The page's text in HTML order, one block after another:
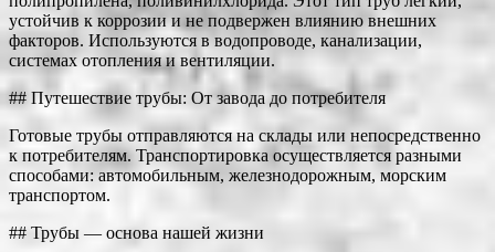
устойчив к коррозии и не подвержен влиянию внешних
факторов. Используются в водопроводе, канализации,
системах отопления и вентиляции.
## Путешествие трубы: От завода до потребителя
Готовые трубы отправляются на склады или непосредственно
к потребителям. Транспортировка осуществляется разными
способами: автомобильным, железнодорожным, морским
транспортом.
## Трубы — основа нашей жизни